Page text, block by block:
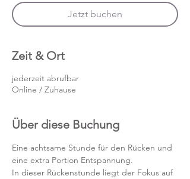
Jetzt buchen
Zeit & Ort
jederzeit abrufbar
Online / Zuhause
Über diese Buchung
Eine achtsame Stunde für den Rücken und
eine extra Portion Entspannung.
In dieser Rückenstunde liegt der Fokus auf